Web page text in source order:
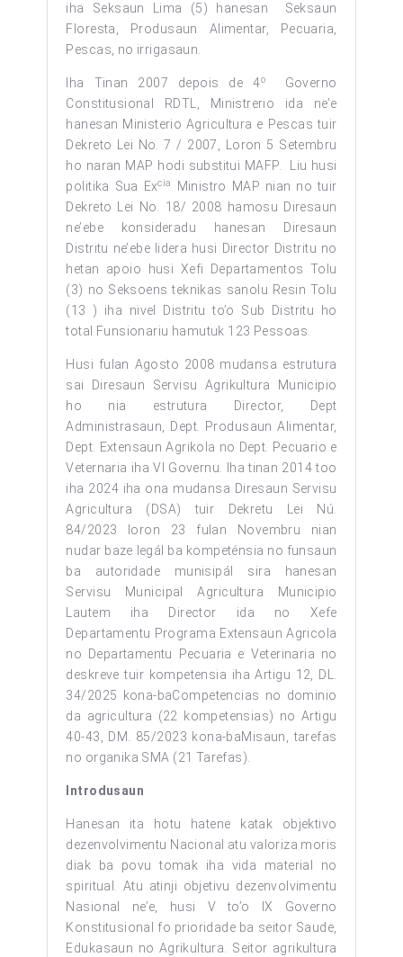
iha Seksaun Lima (5) hanesan Seksaun
Floresta, Produsaun Alimentar, Pecuaria,
Pescas, no irrigasaun.
Iha Tinan 2007 depois de 4o
Governo
Constitusional RDTL, Ministrerio ida ne’e
hanesan Ministerio Agricultura e Pescas tuir
Dekreto Lei No. 7 / 2007, Loron 5 Setembru
ho naran MAP hodi substitui MAFP. Liu husi
politika Sua Excia
Ministro MAP nian no tuir
Dekreto Lei No. 18/ 2008 hamosu Diresaun
ne’ebe konsideradu hanesan Diresaun
Distritu ne’ebe lidera husi Director Distritu no
hetan apoio husi Xefi Departamentos Tolu
(3) no Seksoens teknikas sanolu Resin Tolu
(13 ) iha nivel Distritu to’o Sub Distritu ho
total Funsionariu hamutuk 123 Pessoas.
Husi fulan Agosto 2008 mudansa estrutura
sai Diresaun Servisu Agrikultura Municipio
ho nia estrutura Director, Dept
Administrasaun, Dept. Produsaun Alimentar,
Dept. Extensaun Agrikola no Dept. Pecuario e
Veternaria iha VI Governu. Iha tinan 2014 too
iha 2024 iha ona mudansa Diresaun Servisu
Agricultura (DSA) tuir Dekretu Lei Nú.
84/2023 loron 23 fulan Novembru nian
nudar baze legál ba kompeténsia no funsaun
ba autoridade munisipál sira hanesan
Servisu Municipal Agricultura Municipio
Lautem iha Director ida no Xefe
Departamentu Programa Extensaun Agricola
no Departamentu Pecuaria e Veterinaria no
deskreve tuir kompetensia iha Artigu 12, DL.
34/2025 kona-baCompetencias no dominio
da agricultura (22 kompetensias) no Artigu
40-43, DM. 85/2023 kona-baMisaun, tarefas
no organika SMA (21 Tarefas).
Introdusaun
Hanesan ita hotu hatene katak objektivo
dezenvolvimentu Nacional atu valoriza moris
diak ba povu tomak iha vida material no
spiritual. Atu atinji objetivu dezenvolvimentu
Nasional ne’e, husi V to’o IX Governo
Konstitusional fo prioridade ba seitor Saude,
Edukasaun no Agrikultura. Seitor agrikultura